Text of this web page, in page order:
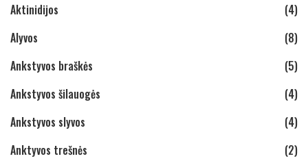
Aktinidijos
(4)
Alyvos
(8)
Ankstyvos braškės
(5)
Ankstyvos šilauogės
(4)
Ankstyvos slyvos
(4)
Anktyvos trešnės
(2)